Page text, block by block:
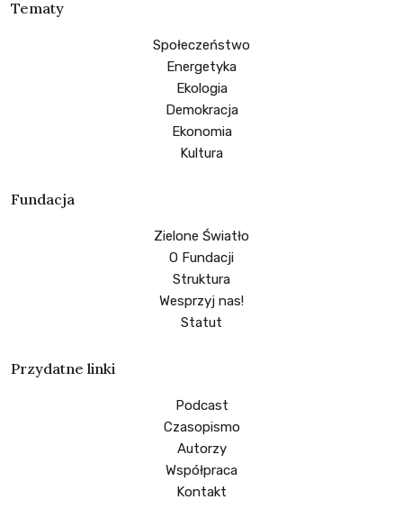
Tematy
Społeczeństwo
Energetyka
Ekologia
Demokracja
Ekonomia
Kultura
Fundacja
Zielone Światło
O Fundacji
Struktura
Wesprzyj nas!
Statut
Przydatne linki
Podcast
Czasopismo
Autorzy
Współpraca
Kontakt